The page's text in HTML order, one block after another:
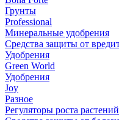
Грунты
Professional
Минеральные удобрения
Средства защиты от
Удобрения
Green World
Удобрения
Joy
Разное
Регуляторы роста растений